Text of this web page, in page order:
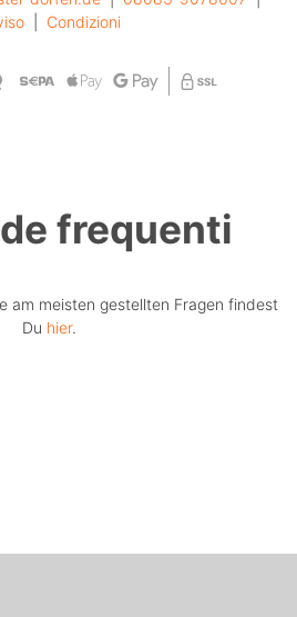
  |
Condizioni
frequenti
am meisten gestellten Fragen findest
Du hier.